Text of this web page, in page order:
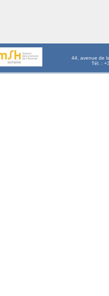
44, avenue de
Tél. :